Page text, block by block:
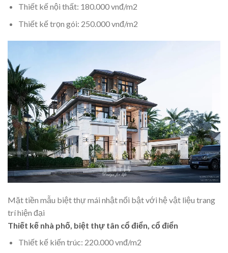
Thiết kế nội thất: 180.000 vnđ/m2
Thiết kế trọn gói: 250.000 vnđ/m2
Mặt tiền mẫu biệt thự mái nhật nổi bật với hệ vật liệu trang
trí hiện đại
Thiết kế nhà phố, biệt thự tân cổ điển, cổ điển
Thiết kế kiến trúc: 220.000 vnđ/m2